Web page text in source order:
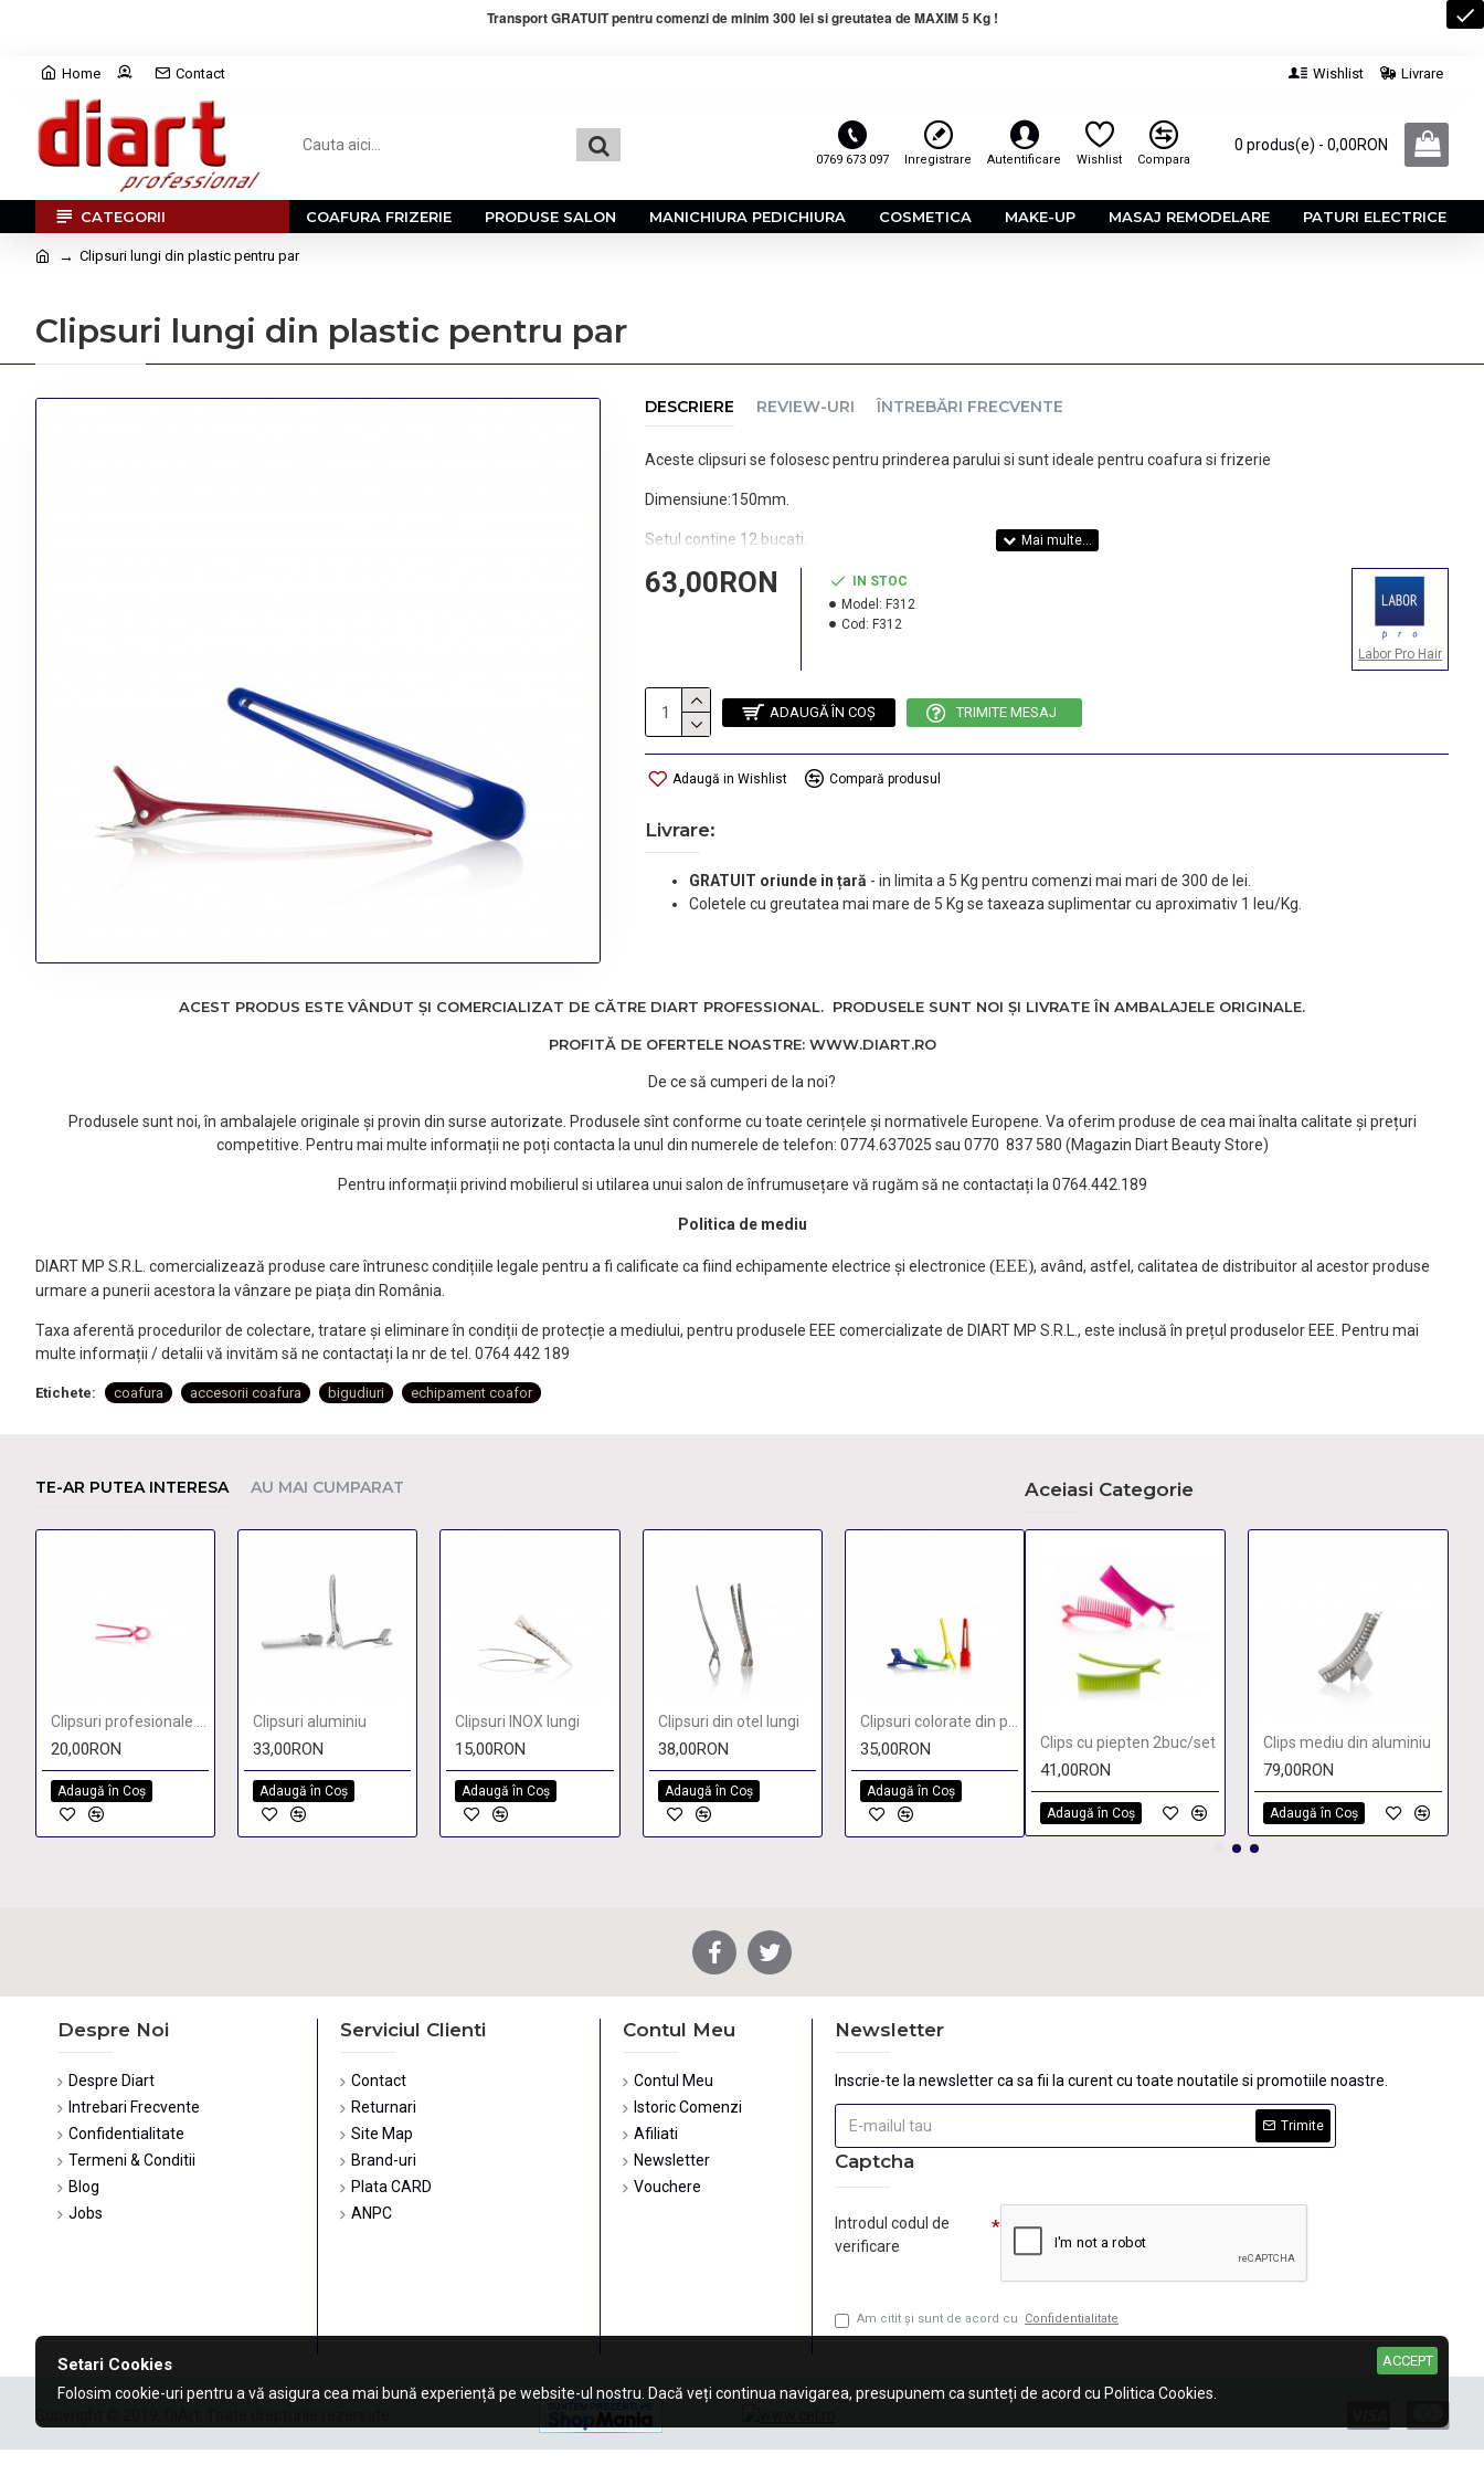
Transport GRATUIT pentru comenzi de minim 300 lei si greutatea de MAXIM 5 Kg !
Home Contact Wishlist Livrare
0769 673 097 Inregistrare Autentificare Wishlist Compara
0 produs(e) - 0,00RON
CATEGORII COAFURA FRIZERIE PRODUSE SALON MANICHIURA PEDICHIURA COSMETICA MAKE-UP MASAJ REMODELARE PATURI ELECTRICE
Clipsuri lungi din plastic pentru par
Clipsuri lungi din plastic pentru par
DESCRIERE REVIEW-URI ÎNTREBĂRI FRECVENTE
Aceste clipsuri se folosesc pentru prinderea parului si sunt ideale pentru coafura si frizerie
Dimensiune:150mm.
Setul contine 12 bucati.
63,00RON
IN STOC
Model: F312
Cod: F312
Labor Pro Hair
ADAUGĂ ÎN COŞ TRIMITE MESAJ
Adaugă in Wishlist Compară produsul
Livrare:
GRATUIT oriunde in țară - in limita a 5 Kg pentru comenzi mai mari de 300 de lei.
Coletele cu greutatea mai mare de 5 Kg se taxeaza suplimentar cu aproximativ 1 leu/Kg.
ACEST PRODUS ESTE VÂNDUT ȘI COMERCIALIZAT DE CĂTRE DIART PROFESSIONAL. PRODUSELE SUNT NOI ȘI LIVRATE ÎN AMBALAJELE ORIGINALE.
PROFITĂ DE OFERTELE NOASTRE: WWW.DIART.RO
De ce să cumperi de la noi?
Produsele sunt noi, în ambalajele originale și provin din surse autorizate. Produsele sînt conforme cu toate cerințele și normativele Europene. Va oferim produse de cea mai înalta calitate și prețuri
competitive. Pentru mai multe informații ne poți contacta la unul din numerele de telefon: 0774.637025 sau 0770 837 580 (Magazin Diart Beauty Store)
Pentru informații privind mobilierul si utilarea unui salon de înfrumusețare vă rugăm să ne contactați la 0764.442.189
Politica de mediu
DIART MP S.R.L. comercializează produse care întrunesc condițiile legale pentru a fi calificate ca fiind echipamente electrice și electronice (EEE), având, astfel, calitatea de distribuitor al acestor produse
urmare a punerii acestora la vânzare pe piața din România.
Taxa aferentă procedurilor de colectare, tratare și eliminare în condiții de protecție a mediului, pentru produsele EEE comercializate de DIART MP S.R.L., este inclusă în prețul produselor EEE. Pentru mai
multe informații / detalii vă invităm să ne contactați la nr de tel. 0764 442 189
Etichete: coafura accesorii coafura bigudiuri echipament coafor
TE-AR PUTEA INTERESA AU MAI CUMPARAT
20,00RON
Adaugă în Coş
Clipsuri aluminiu
33,00RON
Adaugă în Coş
Clipsuri INOX lungi
15,00RON
Adaugă în Coş
Clipsuri din otel lungi
38,00RON
Adaugă în Coş
35,00RON
Adaugă în Coş
Aceiasi Categorie
Clips cu piepten 2buc/set
41,00RON
Adaugă în Coş
Clips mediu din aluminiu
79,00RON
Adaugă în Coş
Despre Noi
Despre Diart
Intrebari Frecvente
Confidentialitate
Termeni & Conditii
Blog
Jobs
Serviciul Clienti
Contact
Returnari
Site Map
Brand-uri
Plata CARD
ANPC
Contul Meu
Contul Meu
Istoric Comenzi
Afiliati
Newsletter
Vouchere
Newsletter
Inscrie-te la newsletter ca sa fii la curent cu toate noutatile si promotiile noastre.
Trimite
Captcha
Introdul codul de
verificare
Am citit şi sunt de acord cu Confidentialitate
ACCEPT
Setari Cookies
Folosim cookie-uri pentru a vă asigura cea mai bună experiență pe website-ul nostru. Dacă veți continua navigarea, presupunem ca sunteți de acord cu Politica Cookies.